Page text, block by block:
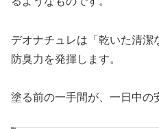
デオナチュレは「乾いた清
防臭力を発揮します。
塗る前の一手間が、一日中の